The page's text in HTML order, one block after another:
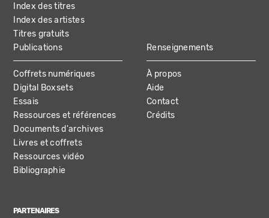
Index des titres
Index des artistes
Titres gratuits
Publications
Coffrets numériques
Digital Boxsets
Essais
Ressources et références
Documents d'archives
Livres et coffrets
Ressources vidéo
Bibliographie
Renseignements
À propos
Aide
Contact
Crédits
PARTENAIRES